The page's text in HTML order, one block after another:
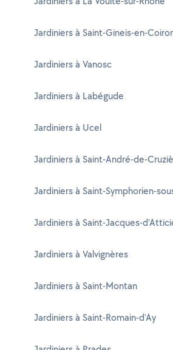
Jardiniers à Saint-Gineis-en-
Jardiniers à Vanosc
Jardiniers à Labégude
Jardiniers à Ucel
Jardiniers à Saint-André-de-
Jardiniers à Saint-Symphorien-
Jardiniers à Saint-Jacques-
Jardiniers à Valvignères
Jardiniers à Saint-Montan
Jardiniers à Saint-Romain-d'Ay